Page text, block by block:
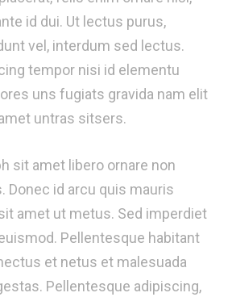
id dui. Ut lectus purus,
vel, interdum sed lectus.
tempor nisi id elementu
uns fugiats gravida nam elit
untras sitsers.
sit amet libero ornare non
Donec id arcu quis mauris
amet ut metus. Sed imperdiet
Pellentesque habitant
et netus et malesuada
Pellentesque adipiscing,